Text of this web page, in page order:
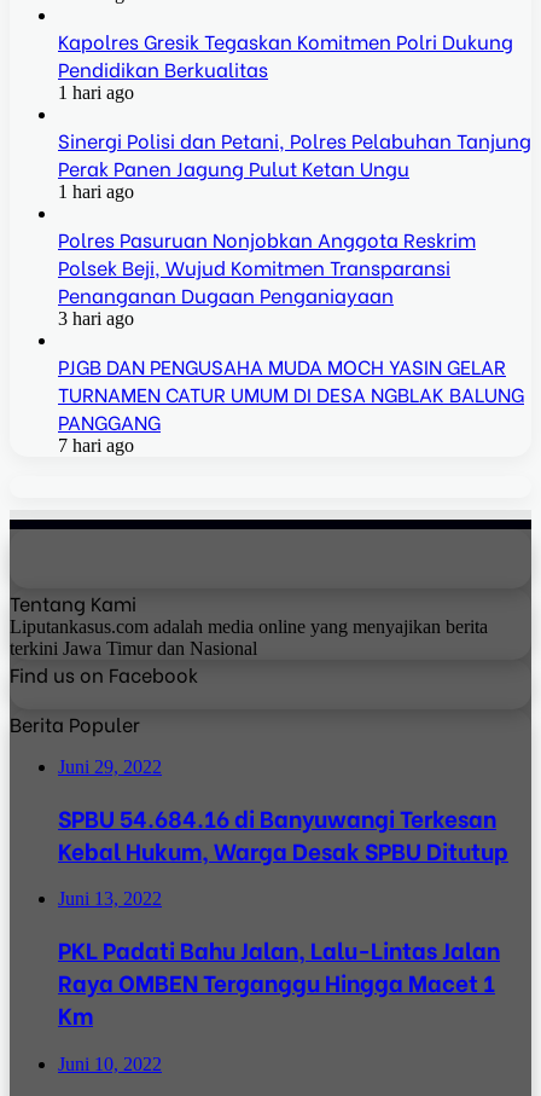
Kapolres Gresik Tegaskan Komitmen Polri Dukung
Pendidikan Berkualitas
1 hari ago
Sinergi Polisi dan Petani, Polres Pelabuhan Tanjung
Perak Panen Jagung Pulut Ketan Ungu
1 hari ago
Polres Pasuruan Nonjobkan Anggota Reskrim
Polsek Beji, Wujud Komitmen Transparansi
Penanganan Dugaan Penganiayaan
3 hari ago
PJGB DAN PENGUSAHA MUDA MOCH YASIN GELAR
TURNAMEN CATUR UMUM DI DESA NGBLAK BALUNG
PANGGANG
7 hari ago
Tentang Kami
Liputankasus.com adalah media online yang menyajikan berita
terkini Jawa Timur dan Nasional
Find us on Facebook
Berita Populer
Juni 29, 2022
SPBU 54.684.16 di Banyuwangi Terkesan
Kebal Hukum, Warga Desak SPBU Ditutup
Juni 13, 2022
PKL Padati Bahu Jalan, Lalu-Lintas Jalan
Raya OMBEN Terganggu Hingga Macet 1
Km
Juni 10, 2022